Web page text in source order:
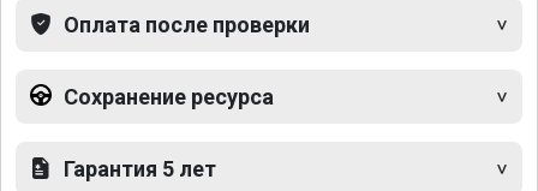
Оплата после проверки
Сохранение ресурса
Гарантия 5 лет